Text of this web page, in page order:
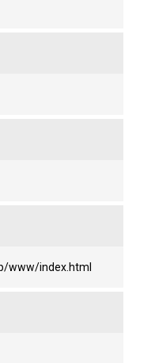
www/index.html